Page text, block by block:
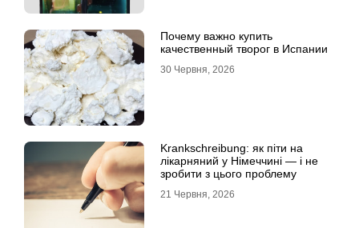
Почему важно купить
качественный творог в Испании
30 Червня, 2026
Krankschreibung: як піти на
лікарняний у Німеччині — і не
зробити з цього проблему
21 Червня, 2026